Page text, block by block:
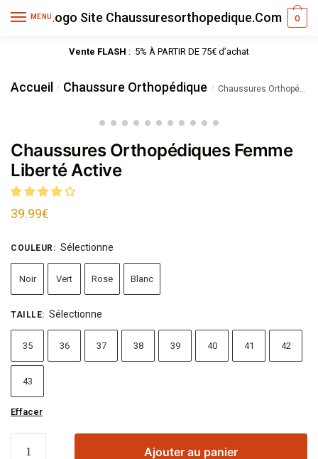
MENU 0
Vente FLASH : 5% À PARTIR DE 75€ d’achat
Accueil / Chaussure Orthopédique / Chaussures Orthopédiques Femme Liberté Active
Chaussures Orthopédiques Femme
Liberté Active
39.99€
COULEUR : Sélectionne
Noir Vert Rose Blanc
TAILLE: Sélectionne
35 36 37 38 39 40 41 42
43
Effacer
Ajouter au panier